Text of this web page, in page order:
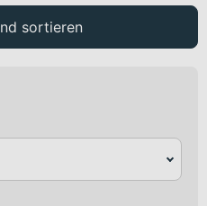
sortieren